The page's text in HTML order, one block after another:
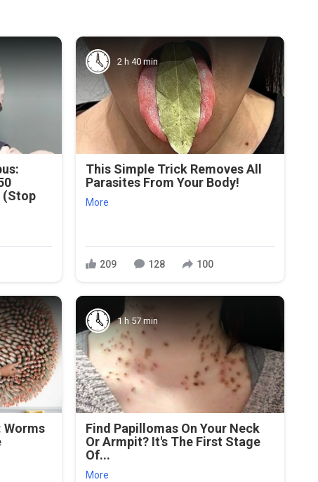
(Stop
2 h 40 min
This Simple Trick Removes All
Parasites From Your Body!
More
209 128 100
Worms
1 h 57 min
Find Papillomas On Your Neck
Or Armpit? It's The First Stage
Of...
More